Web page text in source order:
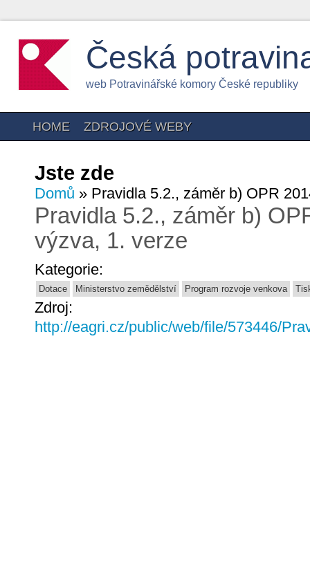
Česká
web Potravinářské komory České republiky
HOME ZDROJOVÉ WEBY
Jste zde
Domů » Pravidla 5.2., záměr b) OPR
Pravidla 5.2., záměr b)
výzva, 1. verze
Kategorie:
Dotace Ministerstvo zemědělství Program rozvoje venkova
Zdroj:
http://eagri.cz/public/web/file/573446/